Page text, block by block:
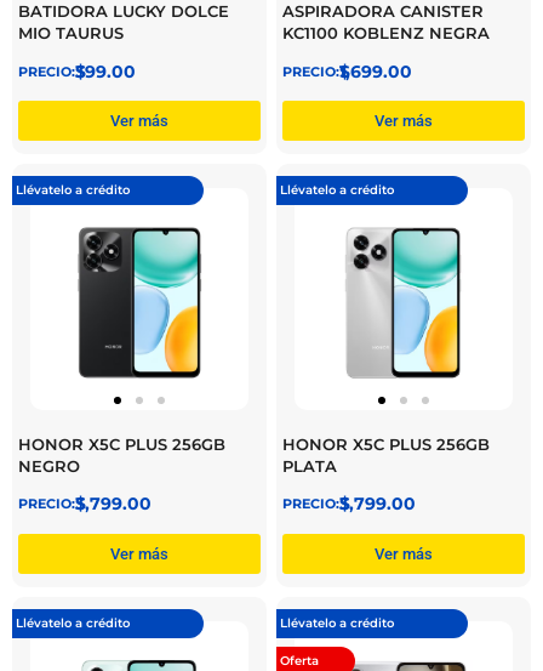
BATIDORA LUCKY DOLCE
MIO TAURUS
$
399.00
Ver más
ASPIRADORA CANISTER
KC1100 KOBLENZ NEGRA
$
1,699.00
Ver más
Llévatelo a crédito
HONOR X5C PLUS 256GB
NEGRO
$
3,799.00
Ver más
Llévatelo a crédito
HONOR X5C PLUS 256GB
PLATA
$
3,799.00
Ver más
Llévatelo a crédito Llévatelo a crédito
Oferta